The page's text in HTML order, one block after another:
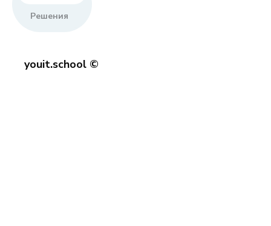
Решения
youit.school ©